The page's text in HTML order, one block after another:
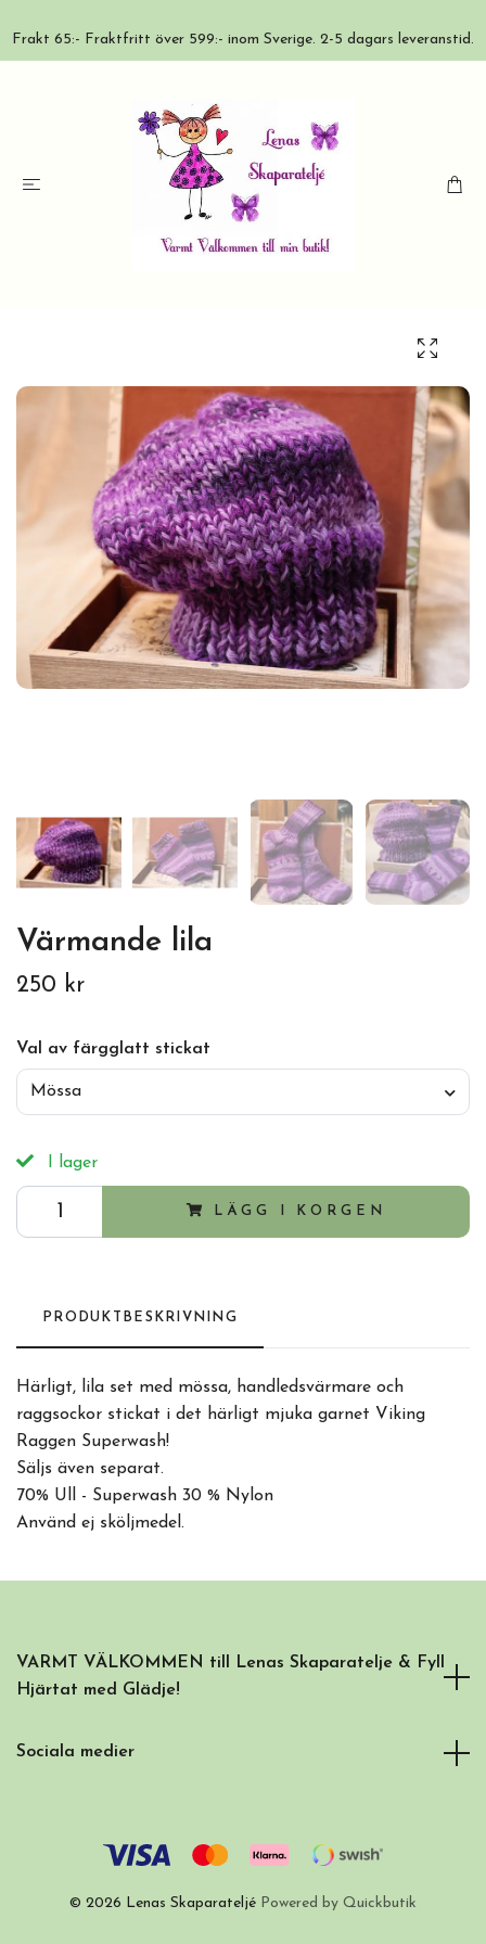
Frakt 65:- Fraktfritt över 599:- inom Sverige. 2-5 dagars leveranstid.
Värmande lila
250 kr
Val av färgglatt stickat
Mössa
I lager
LÄGG I KORGEN
PRODUKTBESKRIVNING
Härligt, lila set med mössa, handledsvärmare och
raggsockor stickat i det härligt mjuka garnet Viking
Raggen Superwash!
Säljs även separat.
70% Ull - Superwash 30 % Nylon
Använd ej sköljmedel.
VARMT VÄLKOMMEN till Lenas Skaparatelje & Fyll
Hjärtat med Glädje!
Sociala medier
© 2026 Lenas Skaparateljé Powered by Quickbutik